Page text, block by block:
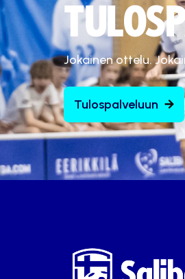
Jokainen ottelu.
Tulospalveluun